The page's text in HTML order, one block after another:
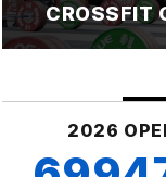
CROSSFIT
2026